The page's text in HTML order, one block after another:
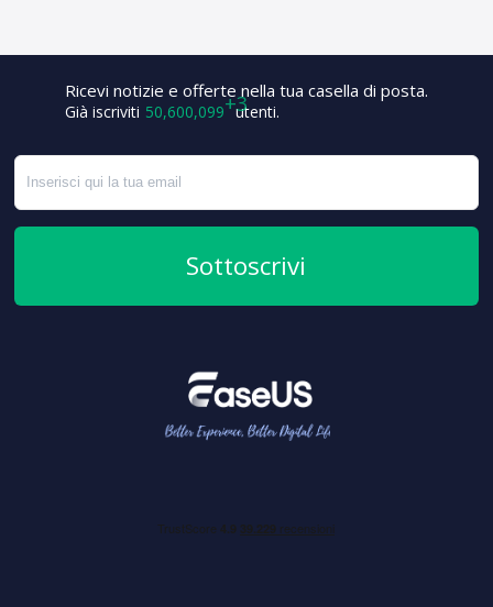
Ricevi notizie e offerte nella tua casella di posta.
Già iscriviti 50,600,102 utenti.
Sottoscrivi